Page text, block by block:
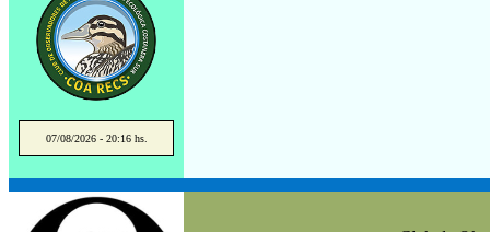
07/08/2026 - 20:16 hs.